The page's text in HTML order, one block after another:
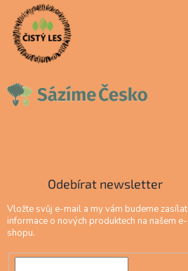
Odebírat newsletter
Vložte svůj e-mail a my vám budeme zasílat
informace o nových produktech na našem e-
shopu.